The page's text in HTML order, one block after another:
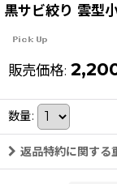
黒サビ絞り 雲型
販売価格:
数量:
返品特約に関する